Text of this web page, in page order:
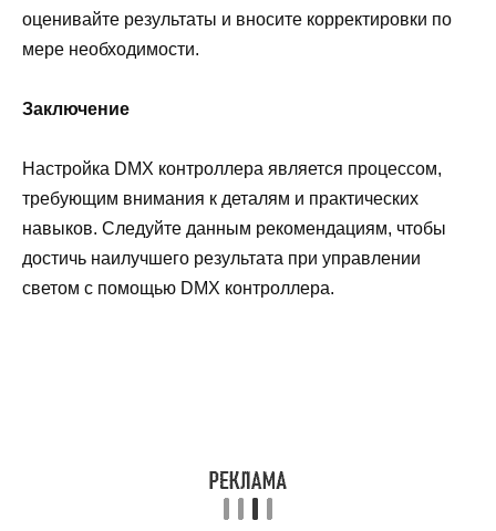
оценивайте результаты и вносите корректировки по
мере необходимости.
Заключение
Настройка DMX контроллера является процессом,
требующим внимания к деталям и практических
навыков. Следуйте данным рекомендациям, чтобы
достичь наилучшего результата при управлении
светом с помощью DMX контроллера.